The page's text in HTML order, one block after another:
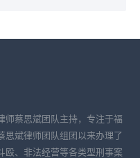
师蔡思斌团队主持，专注于福
思斌律师团队组团以来办理了
殴、非法经营等各类型刑事案